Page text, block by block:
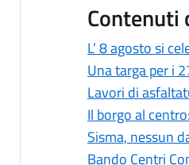
Contenuti
L’ 8 agosto si
Una targa per i
Lavori di
Il borgo al
Sisma, nessun
Bando Centri